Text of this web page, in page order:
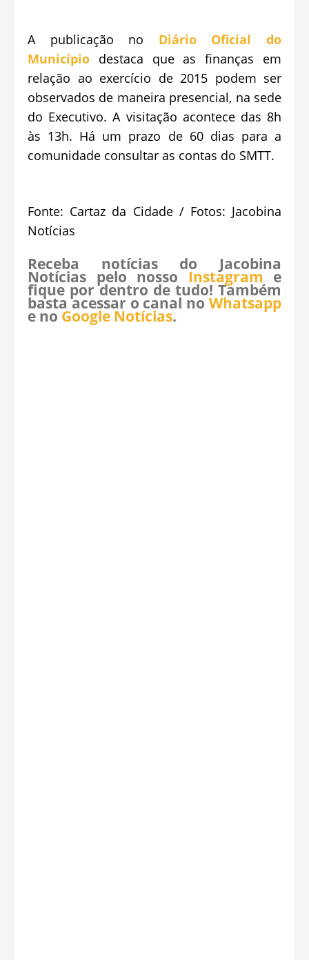
A publicação no Diário Oficial do
Município destaca que as finanças em
relação ao exercício de 2015 podem ser
observados de maneira presencial, na sede
do Executivo. A visitação acontece das 8h
às 13h. Há um prazo de 60 dias para a
comunidade consultar as contas do SMTT.
Fonte: Cartaz da Cidade / Fotos: Jacobina
Notícias
Receba notícias do Jacobina
Notícias pelo nosso Instagram e
fique por dentro de tudo! Também
basta acessar o canal no Whatsapp
e no Google Notícias.